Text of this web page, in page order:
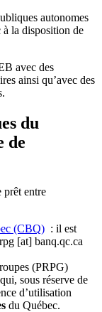
autonomes
à la disposition de
avec des
ainsi qu’avec des
du
de
prêt entre
(CBQ) : il est
[at] banq.qc.ca
(PRPG)
sous réserve de
d’utilisation
du Québec.